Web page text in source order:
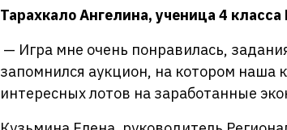
Тарахкало Ангелина, ученица 4
— Игра мне очень понравилась,
запомнился аукцион, на котором наша
интересных лотов на заработанные